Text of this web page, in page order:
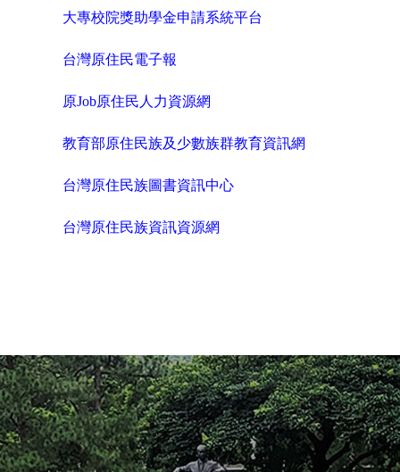
成員簡介
原資中心公告
網站連結
活動成果
獎助學金專區
大專校院獎助學金申請系統平台
台灣原住民電子報
原Job原住民人力資源網
教育部原住民族及少數族群教育資訊網
台灣原住民族圖書資訊中心
台灣原住民族資訊資源網